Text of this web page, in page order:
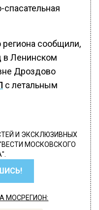
спасательная
сообщили,
в Ленинском
Дроздово
с летальным
И ЭКСКЛЮЗИВНЫХ
МОСКОВСКОГО
МОСРЕГИОН: